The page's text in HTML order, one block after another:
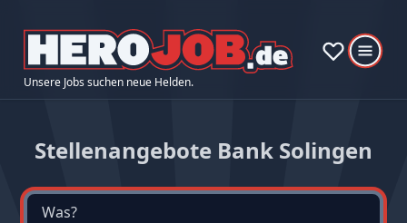
Unsere Jobs suchen neue Helden.
Stellenangebote Bank Solingen
Was?